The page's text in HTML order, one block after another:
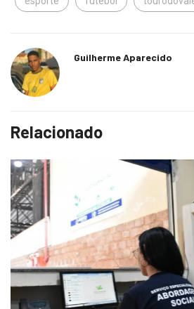
Guilherme Aparecido
Relacionado